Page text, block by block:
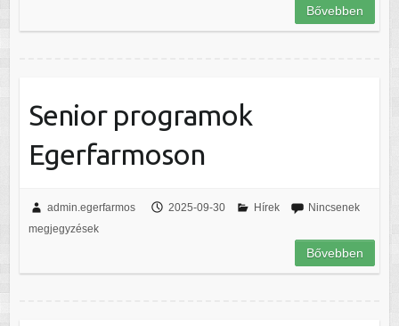
Bővebben
Senior programok
Egerfarmoson
admin.egerfarmos 2025-09-30 Hírek
Nincsenek
megjegyzések
Bővebben